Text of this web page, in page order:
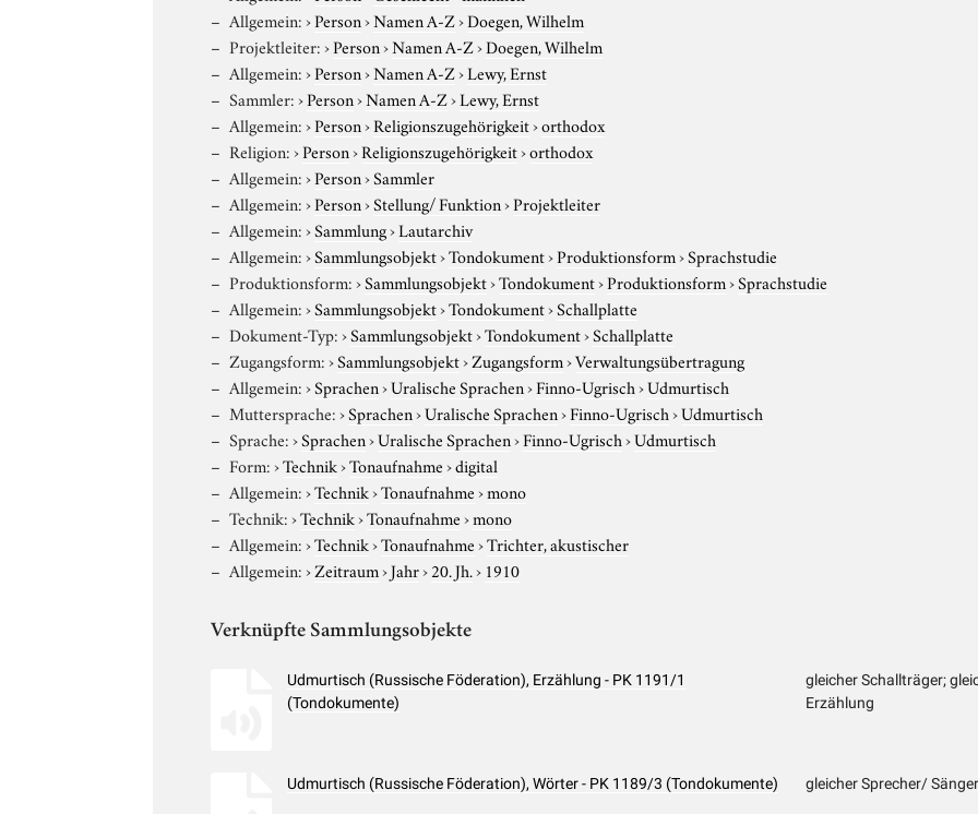
Allgemein:›Person›Namen A-Z›Doegen, Wilhelm
Projektleiter:›Person›Namen A-Z›Doegen, Wilhelm
Allgemein:›Person›Namen A-Z›Lewy, Ernst
Sammler:›Person›Namen A-Z›Lewy, Ernst
Allgemein:›Person›Religionszugehörigkeit›orthodox
Religion:›Person›Religionszugehörigkeit›orthodox
Allgemein:›Person›Sammler
Allgemein:›Person›Stellung/ Funktion›Projektleiter
Allgemein:›Sammlung›Lautarchiv
Allgemein:›Sammlungsobjekt›Tondokument›Produktionsform›Sprachstudie
Produktionsform:›Sammlungsobjekt›Tondokument›Produktionsform›Sprachstudie
Allgemein:›Sammlungsobjekt›Tondokument›Schallplatte
Dokument-Typ:›Sammlungsobjekt›Tondokument›Schallplatte
Zugangsform:›Sammlungsobjekt›Zugangsform›Verwaltungsübertragung
Allgemein:›Sprachen›Uralische Sprachen›Finno-Ugrisch›Udmurtisch
Muttersprache:›Sprachen›Uralische Sprachen›Finno-Ugrisch›Udmurtisch
Sprache:›Sprachen›Uralische Sprachen›Finno-Ugrisch›Udmurtisch
Form:›Technik›Tonaufnahme›digital
Allgemein:›Technik›Tonaufnahme›mono
Technik:›Technik›Tonaufnahme›mono
Allgemein:›Technik›Tonaufnahme›Trichter, akustischer
Allgemein:›Zeitraum›Jahr›20. Jh.› 1910
Verknüpfte Sammlungsobjekte
Udmurtisch (Russische Föderation), Erzählung - PK 1191/1
(Tondokumente)
gleicher Schallträger;
Erzählung
Udmurtisch (Russische Föderation), Wörter - PK 1189/3 (Tondokumente) gleicher Sprecher/ Sänger